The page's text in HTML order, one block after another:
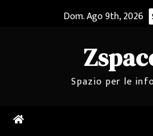
Dom. Ago 9th, 2026
Spazio per le